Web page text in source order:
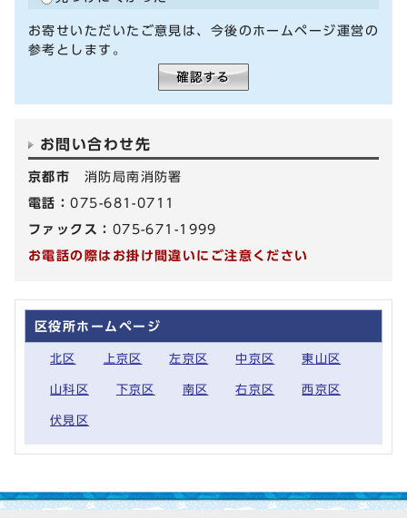
お寄せいただいたご意見は、今後のホームページ運営の
参考とします。
お問い合わせ先
京都市 消防局南消防署
電話：075-681-0711
ファックス： 075-671-1999
お電話の際はお掛け間違いにご注意ください
区役所ホームページ
北区 上京区 左京区 中京区 東山区
山科区 下京区 南区 右京区 西京区
伏見区